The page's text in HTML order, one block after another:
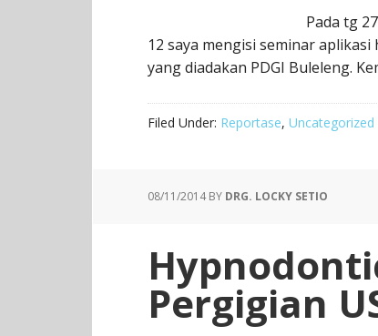
Pada tg
12 saya mengisi seminar
yang diadakan PDGI Buleleng.
Filed Under: Reportase, Uncategorized
08/11/2014BY DRG. LOCKY SETIO
Pergigian